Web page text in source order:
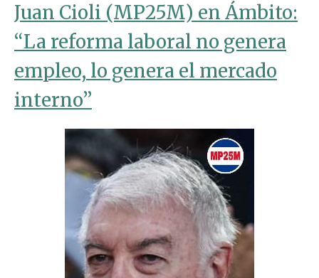
Juan Cioli (MP25M) en Ámbito:
“La reforma laboral no genera
empleo, lo genera el mercado
interno”